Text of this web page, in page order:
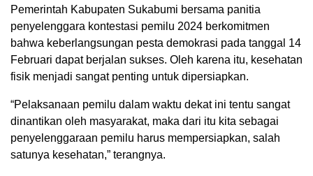
Pemerintah Kabupaten Sukabumi bersama panitia
penyelenggara kontestasi pemilu 2024 berkomitmen
bahwa keberlangsungan pesta demokrasi pada tanggal 14
Februari dapat berjalan sukses. Oleh karena itu, kesehatan
fisik menjadi sangat penting untuk dipersiapkan.
“Pelaksanaan pemilu dalam waktu dekat ini tentu sangat
dinantikan oleh masyarakat, maka dari itu kita sebagai
penyelenggaraan pemilu harus mempersiapkan, salah
satunya kesehatan,” terangnya.